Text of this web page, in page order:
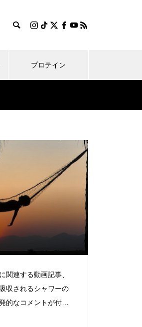
プロテイン
関連する動画記事、
収されるシャワーの
的なコメントが付き
ジに飛ぶと見れます